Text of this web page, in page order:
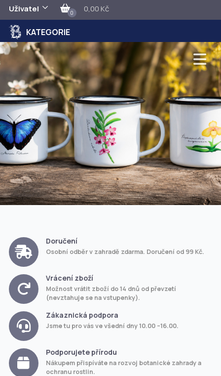
Uživatel 0 0,00 Kč
KATEGORIE
Doručení
Osobní odběr v zahradě zdarma. Doručení od 99 Kč.
Vrácení zboží
Možnost vrátit zboží do 14 dnů od převzetí
(nevztahuje se na vstupenky).
Zákaznická podpora
Jsme tu pro vás ve všední dny 10.00 –16.00.
Podporujete přírodu
Nákupem přispíváte na rozvoj botanické zahrady a
ochranu rostlin.